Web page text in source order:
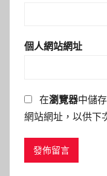
個人網站網址
在瀏覽器中儲
網站網址，以供下